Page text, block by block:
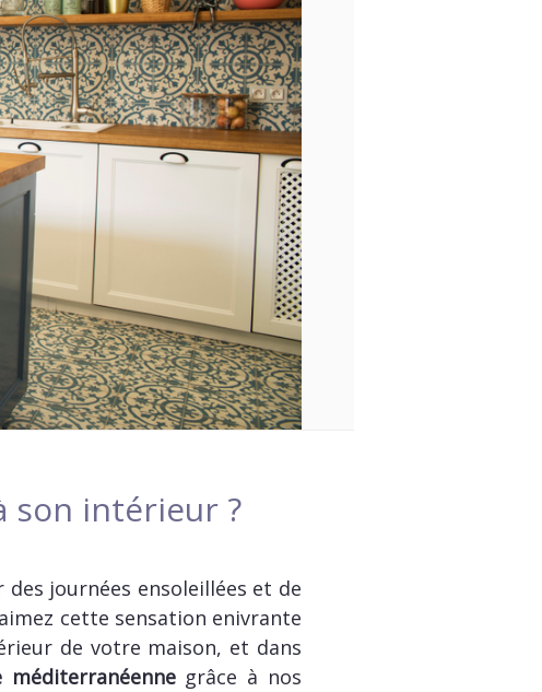
son intérieur ?
journées ensoleillées et de
cette sensation enivrante
de votre maison, et dans
méditerranéennegrâce à nos